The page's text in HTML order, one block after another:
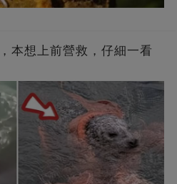
本想上前營救，仔細一看